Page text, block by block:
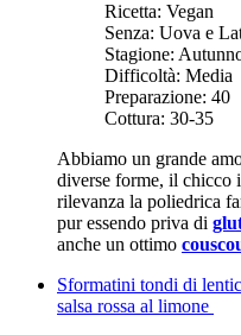
Ricetta: Vegan
Senza: Uova e
Stagione:
Difficoltà: Media
Preparazione: 40
Cottura: 30-35
Abbiamo un grande
diverse forme, il chicco
rilevanza la poliedrica
pur essendo priva di
anche un ottimo
Sformatini tondi di
salsa rossa al limone